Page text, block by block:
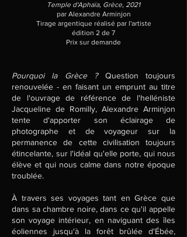
Temple d'Aphaïa, Grèce, 2021
par Alexandre Arminjon
Tirage argentique réalisé par l'artiste
édition 2 de 7
Prix sur demande
Pourquoi la Grèce ?Question toujours
renouvelée - en faisant un emprunt au titre
de l'ouvrage de référence de l'helléniste
Jacqueline de Romilly, Alexandre Arminjon
tente d'apporter son éclairage de
photographe et de voyageur sur la
permanence de cette civilisation toujours
étincelante, sur l'idéal qu'elle porte, qui nous
élève et qui nous calme dans notre époque
troublée.
À travers ses voyages tant en Grèce que
dans sa chambre noire, dans ce qu'il appelle
son voyage intérieur, en naviguant des îles
éoliennes jusqu'à la forêt brûlée d'Ébée,